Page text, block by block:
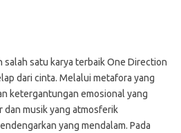
salah satu karya terbaik One Direction
dari cinta. Melalui metafora yang
ketergantungan emosional yang
dan musik yang atmosferik
yang mendalam. Pada